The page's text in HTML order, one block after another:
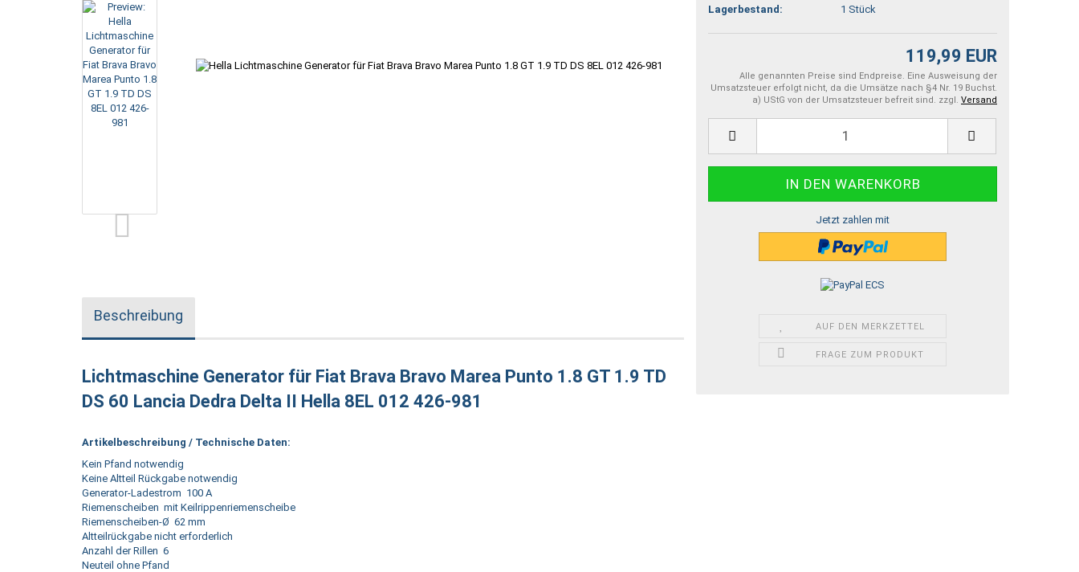
Lagerbestand:
1 Stück
119,99 EUR
Alle genannten Preise sind Endpreise. Eine Ausweisung der
Umsatzsteuer erfolgt nicht, da die Umsätze nach §4 Nr. 19 Buchst.
a) UStG von der Umsatzsteuer befreit sind. zzgl. Versand
Jetzt zahlen mit
AUF DEN MERKZETTEL
FRAGE ZUM PRODUKT
Beschreibung
Lichtmaschine Generator für Fiat Brava Bravo Marea Punto 1.8 GT 1.9 TD
DS 60 Lancia Dedra Delta II Hella 8EL 012 426-981
Artikelbeschreibung / Technische Daten:
Kein Pfand notwendig
Keine Altteil Rückgabe notwendig
Generator-Ladestrom 100 A
Riemenscheiben mit Keilrippenriemenscheibe
Riemenscheiben-Ø 62 mm
Altteilrückgabe nicht erforderlich
Anzahl der Rillen 6
Neuteil ohne Pfand